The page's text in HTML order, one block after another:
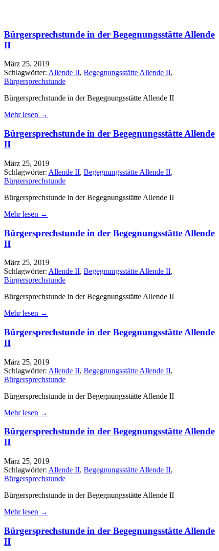
Bürgersprechstunde in der Begegnungsstätte Allende
II
März 25, 2019
Schlagwörter: Allende II, Begegnungsstätte Allende II,
Bürgersprechstunde
Bürgersprechstunde in der Begegnungsstätte Allende II
Mehr lesen →
Bürgersprechstunde in der Begegnungsstätte Allende
II
März 25, 2019
Schlagwörter: Allende II, Begegnungsstätte Allende II,
Bürgersprechstunde
Bürgersprechstunde in der Begegnungsstätte Allende II
Mehr lesen →
Bürgersprechstunde in der Begegnungsstätte Allende
II
März 25, 2019
Schlagwörter: Allende II, Begegnungsstätte Allende II,
Bürgersprechstunde
Bürgersprechstunde in der Begegnungsstätte Allende II
Mehr lesen →
Bürgersprechstunde in der Begegnungsstätte Allende
II
März 25, 2019
Schlagwörter: Allende II, Begegnungsstätte Allende II,
Bürgersprechstunde
Bürgersprechstunde in der Begegnungsstätte Allende II
Mehr lesen →
Bürgersprechstunde in der Begegnungsstätte Allende
II
März 25, 2019
Schlagwörter: Allende II, Begegnungsstätte Allende II,
Bürgersprechstunde
Bürgersprechstunde in der Begegnungsstätte Allende II
Mehr lesen →
Bürgersprechstunde in der Begegnungsstätte Allende
II